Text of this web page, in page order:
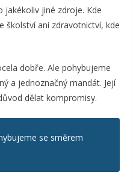
jiné zdroje. Kde
školství ani zdravotnictví, kde
dobře. Ale pohybujeme
a jednoznačný mandát. Její
dělat kompromisy.
se směrem